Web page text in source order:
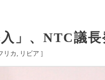
」、NTC議
リカ リビア ]